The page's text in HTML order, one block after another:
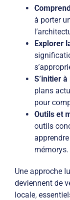
à porter
Explorer
S’initier
plans
pour
Outils et
outils
mémorys.
Une approche
deviennent de
locale,